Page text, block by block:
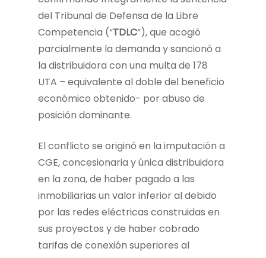
del Tribunal de Defensa de la Libre
Competencia (“TDLC”), que acogió
parcialmente la demanda y sancionó a
la distribuidora con una multa de 178
UTA – equivalente al doble del beneficio
económico obtenido- por abuso de
posición dominante.
El conflicto se originó en la imputación a
CGE, concesionaria y única distribuidora
en la zona, de haber pagado a las
inmobiliarias un valor inferior al debido
por las redes eléctricas construidas en
sus proyectos y de haber cobrado
tarifas de conexión superiores al